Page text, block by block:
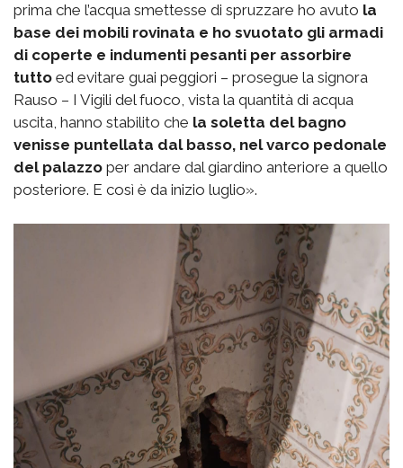
prima che l’acqua smettesse di spruzzare ho avuto la
base dei mobili rovinata e ho svuotato gli armadi
di coperte e indumenti pesanti per assorbire
tutto ed evitare guai peggiori – prosegue la signora
Rauso – I Vigili del fuoco, vista la quantità di acqua
uscita, hanno stabilito che la soletta del bagno
venisse puntellata dal basso, nel varco pedonale
del palazzo per andare dal giardino anteriore a quello
posteriore. E così è da inizio luglio».